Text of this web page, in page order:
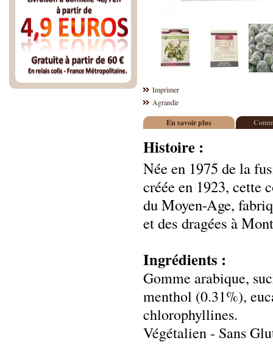
Imprimer
Agrandir
En savoir plus
Histoire :
Née en 1975 de la
créée en 1923, cette
du Moyen-Age,
et des dragées à
Ingrédients :
Gomme arabique,
menthol (0.31%),
chlorophyllines.
Végétalien - Sans